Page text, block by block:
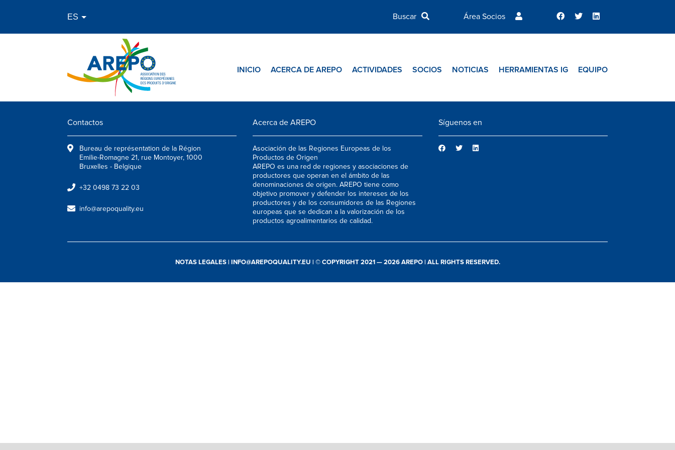
Área Socios
INICIO ACERCA DE AREPO ACTIVIDADES SOCIOS NOTICIAS HERRAMIENTAS IG EQUIPO
Contactos
Bureau de représentation de la Région
Emilie-Romagne 21, rue Montoyer, 1000
Bruxelles - Belgique
+32 0498 73 22 03
info@arepoquality.eu
Acerca de AREPO
Asociación de las Regiones Europeas de los
Productos de Origen
AREPO es una red de regiones y asociaciones de
productores que operan en el ámbito de las
denominaciones de origen. AREPO tiene como
objetivo promover y defender los intereses de los
productores y de los consumidores de las Regiones
europeas que se dedican a la valorización de los
productos agroalimentarios de calidad.
Síguenos en
NOTAS LEGALES| INFO@AREPOQUALITY.EU | © COPYRIGHT 2021 — 2026 AREPO | ALL RIGHTS RESERVED.